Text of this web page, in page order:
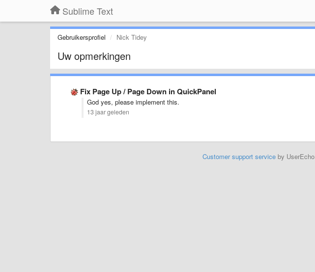
Sublime Text
Gebruikersprofiel Nick Tidey
Uw opmerkingen
Fix Page Up / Page Down in QuickPanel
God yes, please implement this.
13 jaar geleden
Customer support serviceby UserEcho